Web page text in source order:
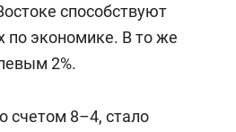
способствуют
по экономике. В то же
2%.
счетом 8–4, стало